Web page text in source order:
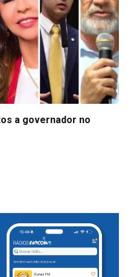
a governador no